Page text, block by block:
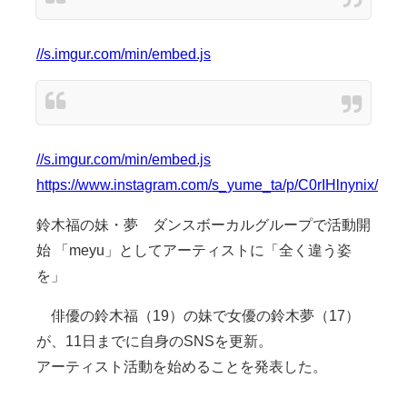
//s.imgur.com/min/embed.js
//s.imgur.com/min/embed.js
https://www.instagram.com/s_yume_ta/p/C0rIHlnynix/
鈴木福の妹・夢 ダンスボーカルグループで活動開
始 「meyu」としてアーティストに「全く違う姿
を」
俳優の鈴木福（19）の妹で女優の鈴木夢（17）
が、11日までに自身のSNSを更新。
アーティスト活動を始めることを発表した。